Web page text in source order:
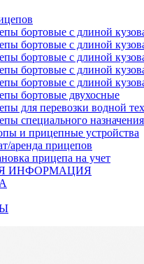
бортовые с длиной
бортовые с длиной
бортовые с длиной
бортовые с длиной
бортовые с длиной
бортовые двухосные
для перевозки водной
специального назначения
и прицепные устройства
аренда прицепов
прицепа на учет
ИНФОРМАЦИЯ